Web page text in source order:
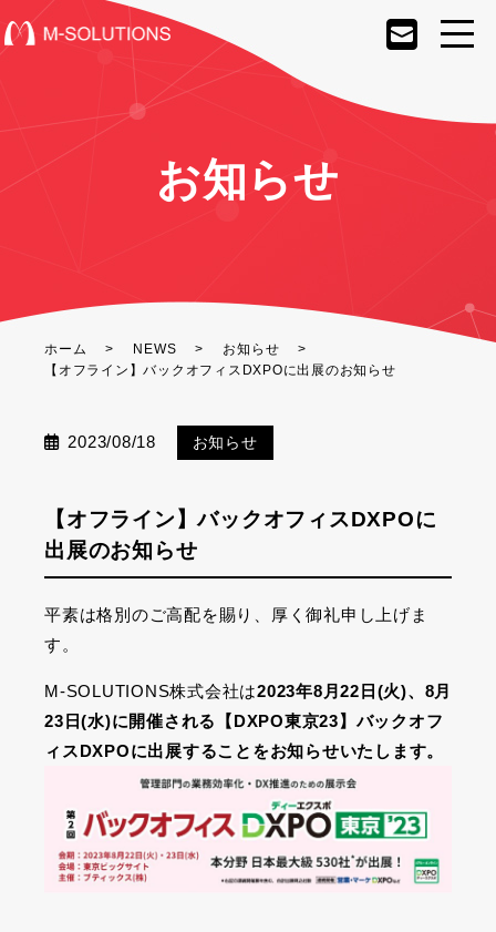
お知らせ
ホーム NEWS
お知らせ
【オフライン】バックオフィスDXPOに出展のお知らせ
2023/08/18 お知らせ
【オフライン】バックオフィスDXPOに
出展のお知らせ
平素は格別のご高配を賜り、厚く御礼申し上げま
す。
M-SOLUTIONS株式会社は2023年8月22日(火)、8月
23日(水)に開催される【DXPO東京23】バックオフ
ィスDXPOに出展することをお知らせいたします。